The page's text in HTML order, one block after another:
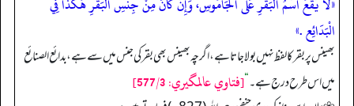
الْبَدَائِع .»
بھینس پر بقر کا لفظ نہیں بولا جاتا ہے، اگرچہ بھینس بھی بقر کی جنس میں سے ہے، بدائع الصنائع
میں اس طرح درج ہے۔“[فتاوي عالمگيري: 577/3]